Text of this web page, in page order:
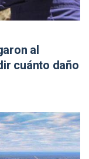
al
cuánto daño